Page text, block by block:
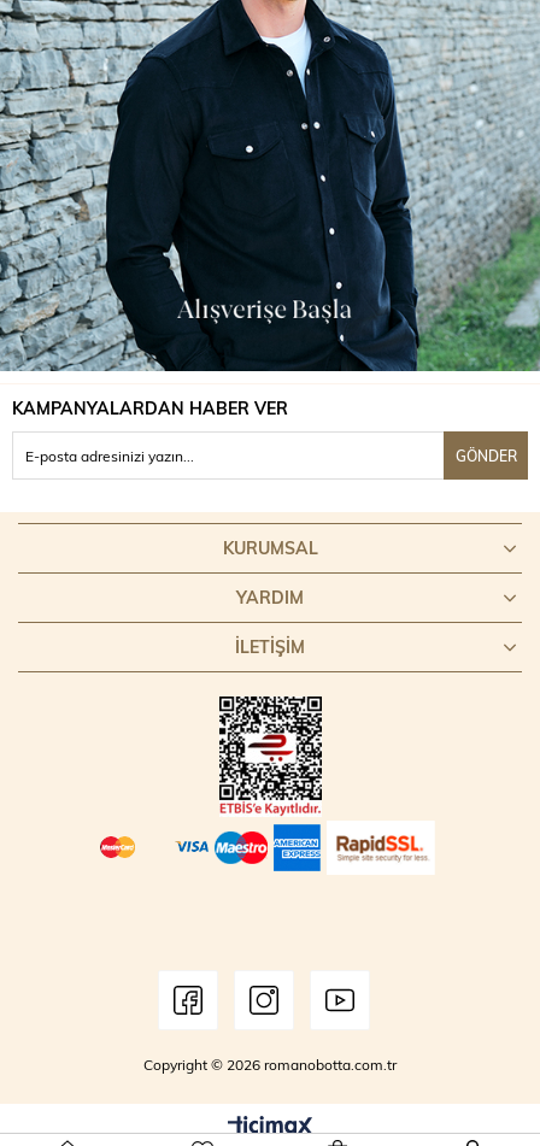
KAMPANYALARDAN HABER VER
GÖNDER
KURUMSAL
YARDIM
İLETİŞİM
Copyright © 2026 romanobotta.com.tr